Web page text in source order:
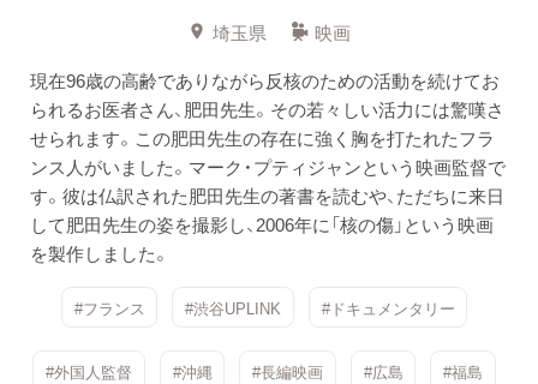
埼玉県
映画
現在96歳の高齢でありながら反核のための活動を続けてお
られるお医者さん、肥田先生。その若々しい活力には驚嘆さ
せられます。この肥田先生の存在に強く胸を打たれたフラ
ンス人がいました。マーク・プティジャンという映画監督で
す。彼は仏訳された肥田先生の著書を読むや、ただちに来日
して肥田先生の姿を撮影し、2006年に「核の傷」という映画
を製作しました。
#フランス #渋谷UPLINK #ドキュメンタリー
#外国人監督 #沖縄 #長編映画 #広島 #福島